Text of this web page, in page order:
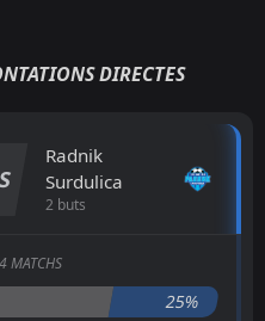
DIRECTES
Radnik
Surdulica
2 buts
MATCHS
25%